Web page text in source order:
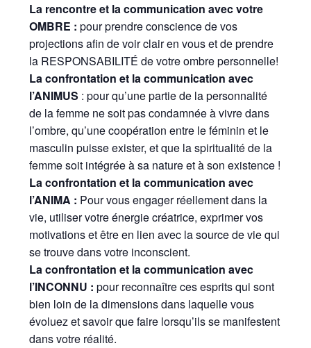
La rencontre et la communication avec votre
OMBRE :pour prendre conscience de vos
projections afin de voir clair en vous et de prendre
la RESPONSABILITÉ de votre ombre personnelle!
La confrontation et la communication avec
l’ANIMUS : pour qu’une partie de la personnalité
de la femme ne soit pas condamnée à vivre dans
l’ombre, qu’une coopération entre le féminin et le
masculin puisse exister, et que la spiritualité de la
femme soit intégrée à sa nature et à son existence !
La confrontation et la communication avec
l’ANIMA : Pour vous engager réellement dans la
vie, utiliser votre énergie créatrice, exprimer vos
motivations et être en lien avec la source de vie qui
se trouve dans votre inconscient.
La confrontation et la communication avec
l’INCONNU :pour reconnaître ces esprits qui sont
bien loin de la dimensions dans laquelle vous
évoluez et savoir que faire lorsqu’ils se manifestent
dans votre réalité.